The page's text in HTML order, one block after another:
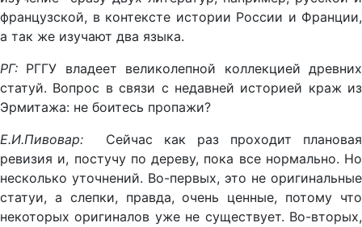
французской, в контексте истории России и Франции,
а так же изучают два языка.
РГ: РГГУ владеет великолепной коллекцией древних
статуй. Вопрос в связи с недавней историей краж из
Эрмитажа: не боитесь пропажи?
Е.И.Пивовар: Сейчас как раз проходит плановая
ревизия и, постучу по дереву, пока все нормально. Но
несколько уточнений. Во-первых, это не оригинальные
статуи, а слепки, правда, очень ценные, потому что
некоторых оригиналов уже не существует. Во-вторых,